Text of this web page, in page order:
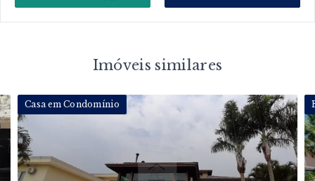
Imóveis similares
Casa em Condomínio